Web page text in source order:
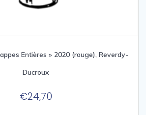
Entières » 2020 (rouge), Reverdy-
Ducroux
€24,70